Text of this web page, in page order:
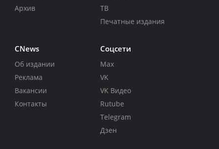
Архив
ТВ
Печатные издания
CNews
Об издании
Реклама
Вакансии
Контакты
Соцсети
Max
VK
VK Видео
Rutube
Telegram
Дзен